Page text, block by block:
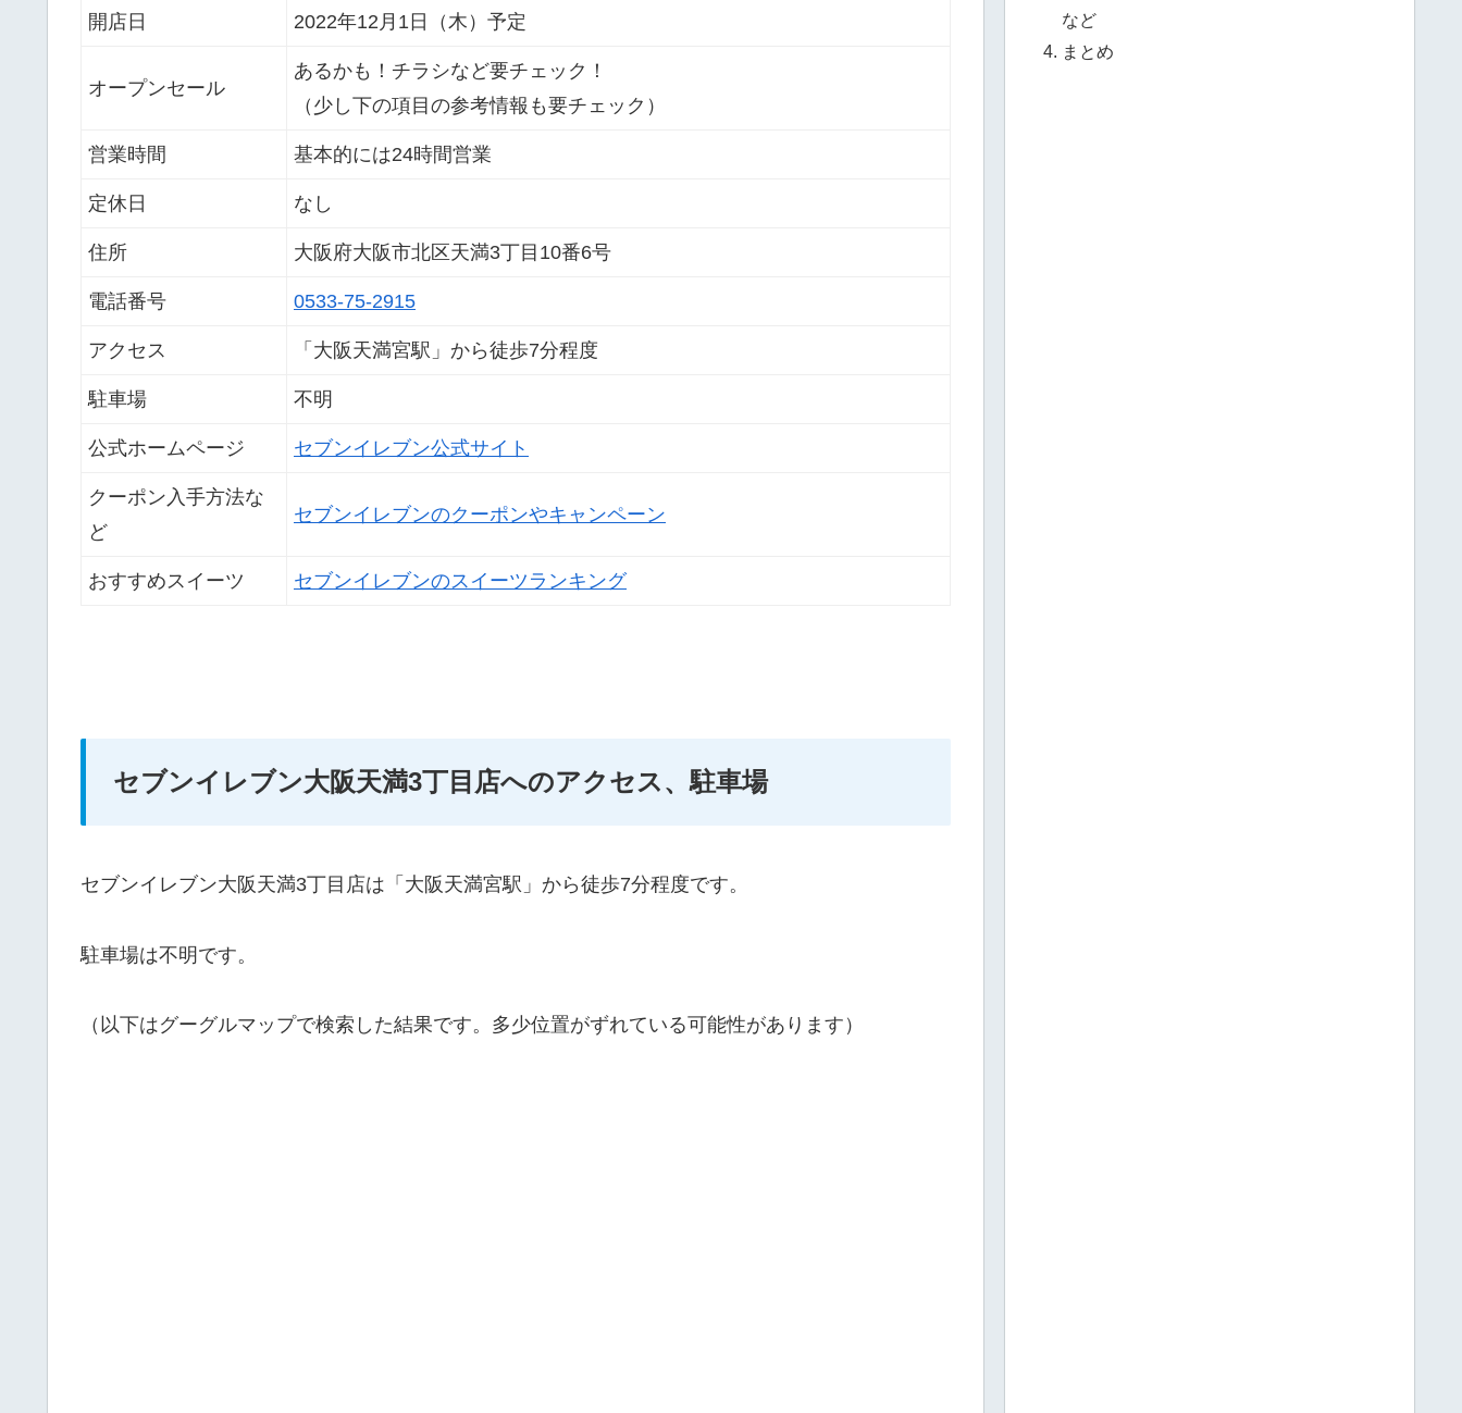
開店日 2022年12月1日（木）予定
オープンセール
あるかも！チラシなど要チェック！
（少し下の項目の参考情報も要チェック）
営業時間 基本的には24時間営業
定休日 なし
住所 大阪府大阪市北区天満3丁目10番6号
電話番号 0533-75-2915
アクセス 「大阪天満宮駅」から徒歩7分程度
駐車場 不明
公式ホームページ セブンイレブン公式サイト
クーポン入手方法な
ど
セブンイレブンのクーポンやキャンペーン
おすすめスイーツ セブンイレブンのスイーツランキング
セブンイレブン大阪天満3丁目店へのアクセス、駐車場
セブンイレブン大阪天満3丁目店は「大阪天満宮駅」から徒歩7分程度です。
駐車場は不明です。
（以下はグーグルマップで検索した結果です。多少位置がずれている可能性があります）
など
まとめ